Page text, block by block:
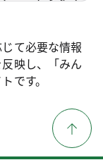
て必要な情報
映し、「みん
です。